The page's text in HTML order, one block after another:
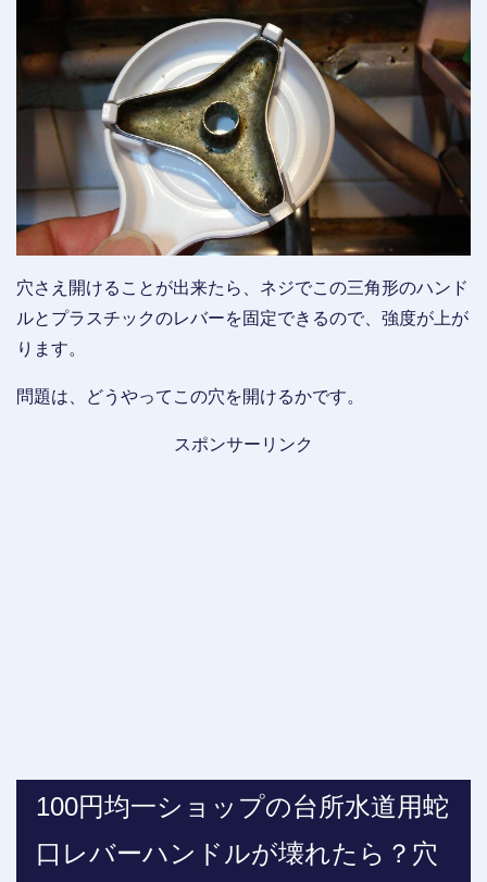
穴さえ開けることが出来たら、ネジでこの三角形のハンド
ルとプラスチックのレバーを固定できるので、強度が上が
ります。
問題は、どうやってこの穴を開けるかです。
スポンサーリンク
100円均一ショップの台所水道用蛇
口レバーハンドルが壊れたら？穴